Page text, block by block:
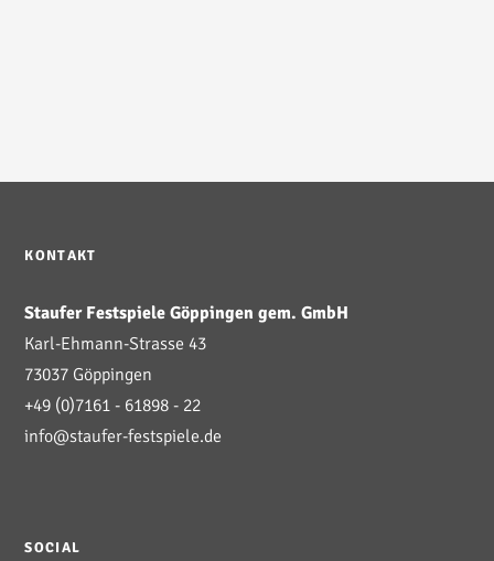
KONTAKT
Staufer Festspiele Göppingen gem. GmbH
Karl-Ehmann-Strasse 43
73037 Göppingen
+49 (0)7161 - 61898 - 22
info@staufer-festspiele.de
SOCIAL